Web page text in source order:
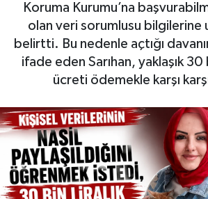
Koruma Kurumu’na
olan veri sorumlusu bilgilerine
belirtti. Bu nedenle açtığı
ifade eden Sarıhan, yaklaşık
ücreti ödemekle karşı